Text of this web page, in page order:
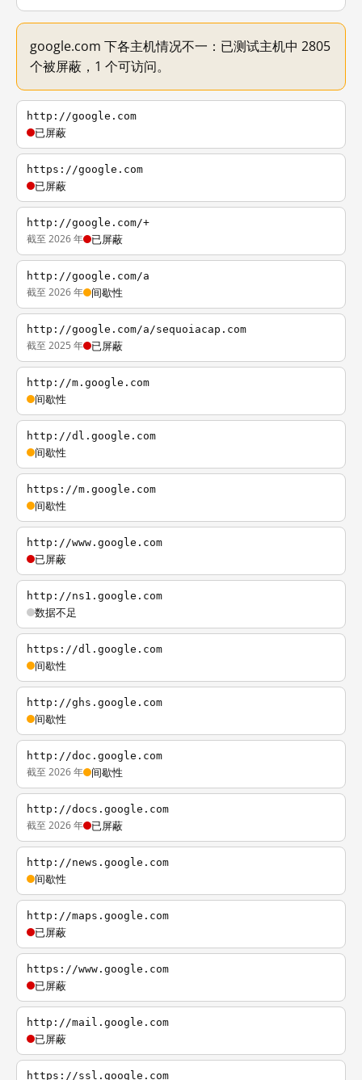
google.com 下各主机情况不一：已测试主机中 2805
个被屏蔽，1 个可访问。
http://google.com
已屏蔽
https://google.com
已屏蔽
http://google.com/+
截至 2026 年 已屏蔽
http://google.com/a
截至 2026 年 间歇性
http://google.com/a/sequoiacap.com
截至 2025 年 已屏蔽
http://m.google.com
间歇性
http://dl.google.com
间歇性
https://m.google.com
间歇性
http://www.google.com
已屏蔽
http://ns1.google.com
数据不足
https://dl.google.com
间歇性
http://ghs.google.com
间歇性
http://doc.google.com
截至 2026 年 间歇性
http://docs.google.com
截至 2026 年 已屏蔽
http://news.google.com
间歇性
http://maps.google.com
已屏蔽
https://www.google.com
已屏蔽
http://mail.google.com
已屏蔽
https://ssl.google.com